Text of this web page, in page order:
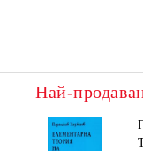
Най-